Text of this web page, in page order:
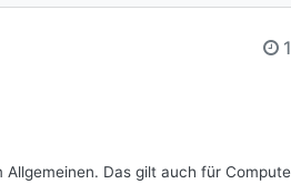
Das gilt auch für